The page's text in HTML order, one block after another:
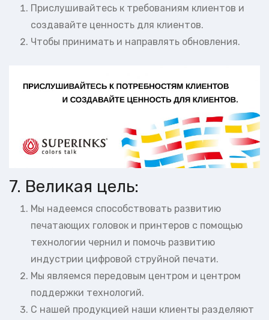
Прислушивайтесь к требованиям клиентов и
создавайте ценность для клиентов.
Чтобы принимать и направлять обновления.
7. Великая цель:
Мы надеемся способствовать развитию
печатающих головок и принтеров с помощью
технологии чернил и помочь развитию
индустрии цифровой струйной печати.
Мы являемся передовым центром и центром
поддержки технологий.
С нашей продукцией наши клиенты разделяют